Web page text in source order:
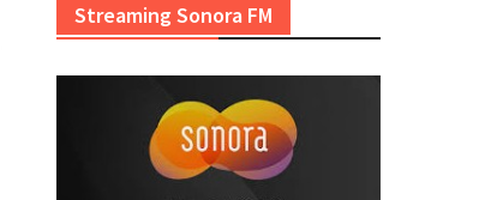
Streaming Sonora FM